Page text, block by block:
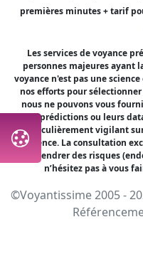
premières minutes + tarif
Les services de voyance
personnes majeures ayant
voyance n'est pas une
nos efforts pour
nous ne pouvons vous
prédictions ou leurs
particulièrement vigilant
fréquence. La consultation
engendrer des risques
n’hésitez pas à vous
©Voyantissime 2005 -